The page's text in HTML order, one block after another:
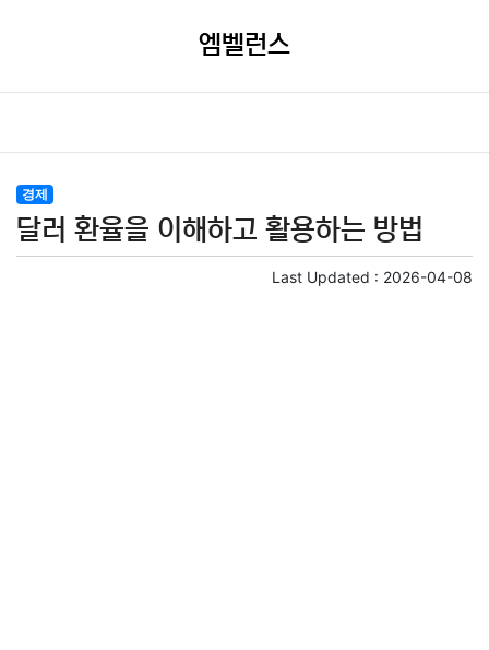
엠벨런스
경제
달러 환율을 이해하고 활용하는 방법
Last Updated : 2026-04-08